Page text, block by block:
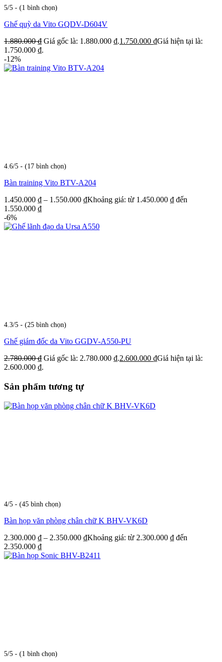
5/5 - (1 bình chọn)
Ghế quỳ da Vito GQDV-D604V
1.880.000₫ Giá gốc là: 1.880.000 ₫.1.750.000 ₫Giá hiện tại là:
1.750.000 ₫.
-12%
4.6/5 - (17 bình chọn)
Bàn training Vito BTV-A204
1.450.000 ₫ – 1.550.000 ₫Khoảng giá: từ 1.450.000 ₫ đến
1.550.000 ₫
-6%
4.3/5 - (25 bình chọn)
Ghế giám đốc da Vito GGDV-A550-PU
2.780.000₫ Giá gốc là: 2.780.000 ₫.2.600.000 ₫Giá hiện tại là:
2.600.000 ₫.
Sản phẩm tương tự
4/5 - (45 bình chọn)
Bàn họp văn phòng chân chữ K BHV-VK6D
2.300.000 ₫ – 2.350.000 ₫Khoảng giá: từ 2.300.000 ₫ đến
2.350.000 ₫
5/5 - (1 bình chọn)